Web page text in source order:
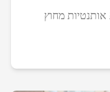
אותנטיות מחוץ